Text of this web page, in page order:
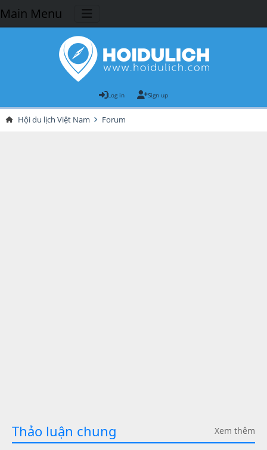
Main Menu
Log in Sign up
Hội du lịch Việt Nam Forum
Thảo luận chung Xem thêm